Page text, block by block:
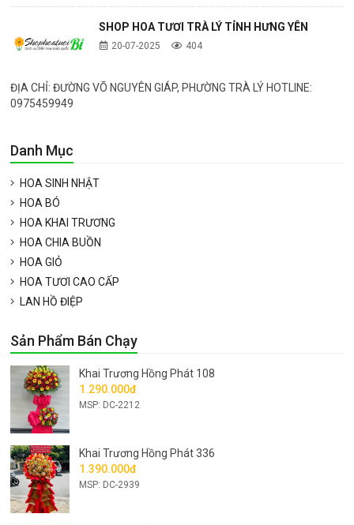
SHOP HOA TƯƠI TRÀ LÝ TỈNH HƯNG YÊN
20-07-2025 404
ĐỊA CHỈ: ĐƯỜNG VÕ NGUYÊN GIÁP, PHƯỜNG TRÀ LÝ HOTLINE:
0975459949
Danh Mục
HOA SINH NHẬT
HOA BÓ
HOA KHAI TRƯƠNG
HOA CHIA BUỒN
HOA GIỎ
HOA TƯƠI CAO CẤP
LAN HỒ ĐIỆP
Sản Phẩm Bán Chạy
Khai Trương Hồng Phát 108
1.290.000đ
MSP: DC-2212
Khai Trương Hồng Phát 336
1.390.000đ
MSP: DC-2939